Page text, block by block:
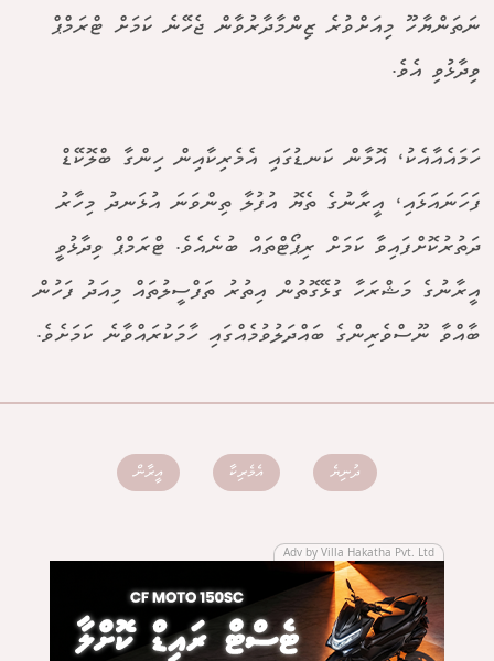
ނަތަންޔާހޫ މިއަށްވުރެ ޒިންމާދާރުވާން ޖެހޭނެ ކަމަށް ޓްރަމްޕް
ވިދާޅުވި އެވެ.
ހަމައެއާއެކު، އޮމާން ކަނޑުގައި އެމެރިކާއިން ހިންގާ ބްލޮކޭޑް
ފަހަނައަޅައި، އީރާނުގެ ތެޔޮ އުފުލާ ތިންވަނަ އުޅަނދު މިހާރު
ދަތުރުކޮށްފައިވާ ކަމަށް ރިޕޯޓްތައް ބުނެއެވެ. ޓްރަމްޕް ވިދާޅުވީ
އީރާނުގެ މަޝްރަހާ ގުޅޭގޮތުން އިތުރު ތަފްސީލުތައް މިއަދު ފަހުން
ބާއްވާ ނޫސްވެރިންގެ ބައްދަލުވުމެއްގައި ހާމަކުރައްވާނެ ކަމަށެވެ.
ދުނިޔެ އެމެރިކާ އީރާން
Adv by Villa Hakatha Pvt. Ltd